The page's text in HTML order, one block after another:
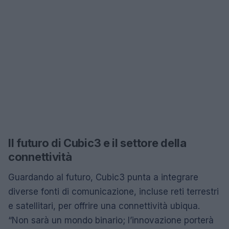
Il futuro di Cubic3 e il settore della
connettività
Guardando al futuro, Cubic3 punta a integrare
diverse fonti di comunicazione, incluse reti terrestri
e satellitari, per offrire una connettività ubiqua.
“Non sarà un mondo binario; l’innovazione porterà